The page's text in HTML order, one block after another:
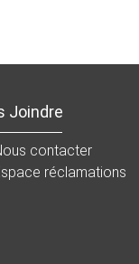
Joindre
contacter
réclamations